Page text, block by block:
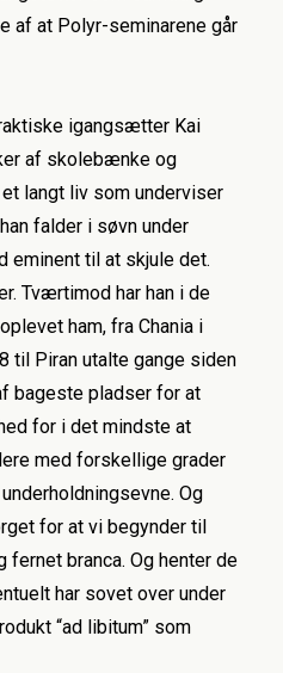
af at Polyr-seminarene går
igangsætter Kai
af skolebænke og
langt liv som underviser
falder i søvn under
eminent til at skjule det.
Tværtimod har han i de
ham, fra Chania i
til Piran utalte gange siden
bageste pladser for at
for i det mindste at
med forskellige grader
Og
for at vi begynder til
fernet branca. Og henter de
har sovet over under
“ad libitum” som